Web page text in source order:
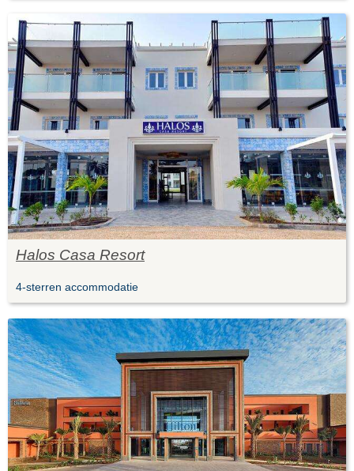
Halos Casa Resort
4-sterren accommodatie